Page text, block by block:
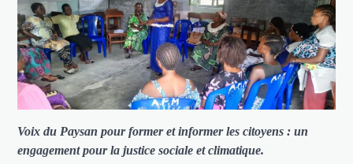
Voix du Paysan pour former et informer les citoyens : un
engagement pour la justice sociale et climatique.